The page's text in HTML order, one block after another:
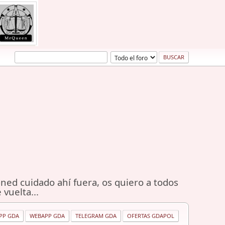
cuidado ahí fuera, os quiero a todos
vuelta...
GDA WEBAPP GDA TELEGRAM GDA OFERTAS GDAPOL